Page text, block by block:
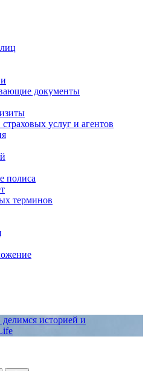
документы
услуг и агентов
полиса
терминов
историей и